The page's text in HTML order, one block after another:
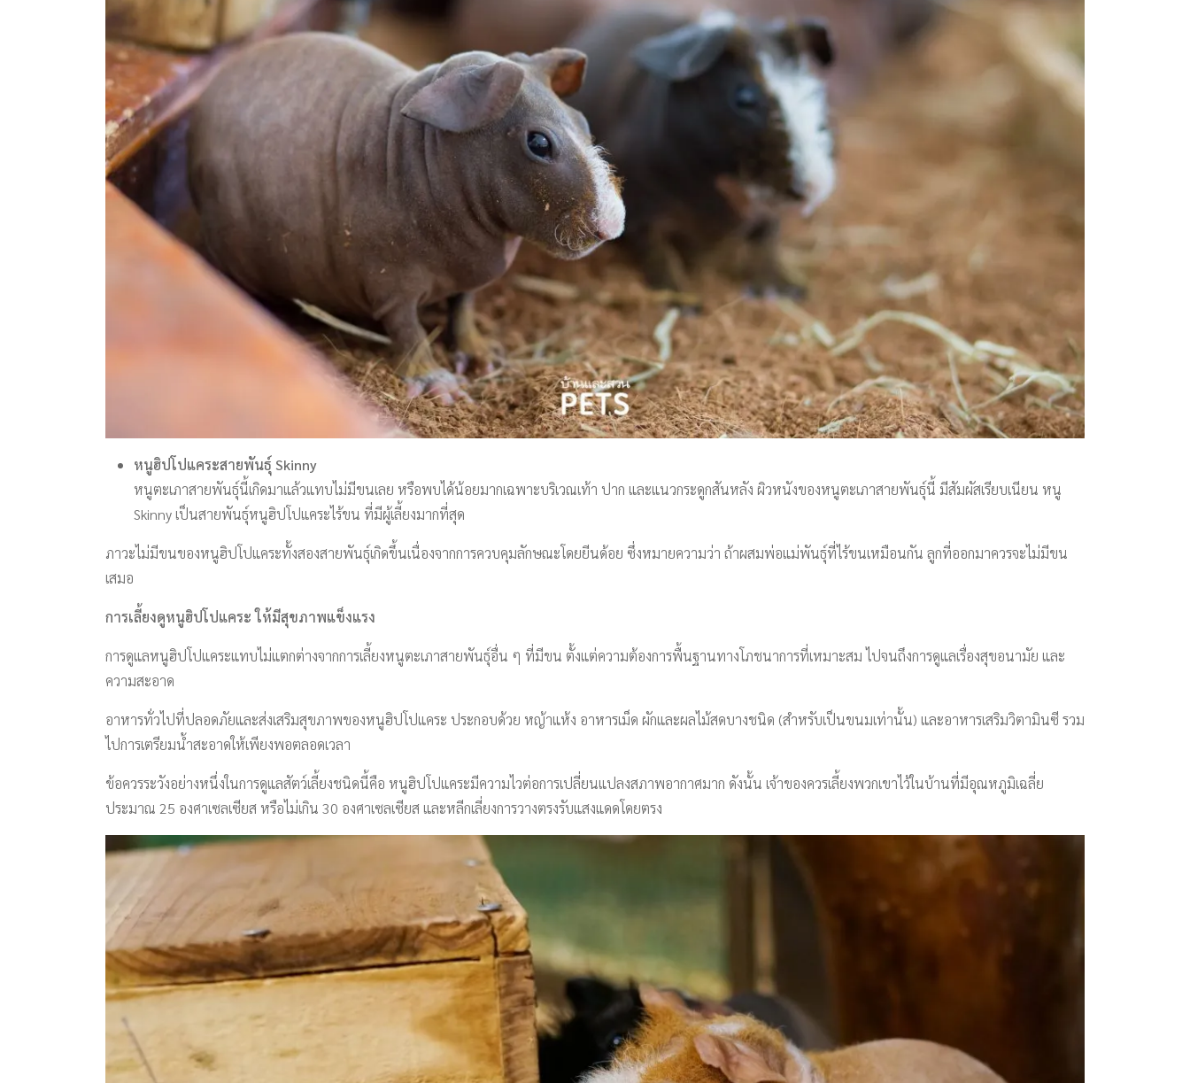
หนูฮิปโปแคระสายพันธุ์ Skinny
หนูตะเภาสายพันธุ์นี้เกิดมาแล้วแทบไม่มีขนเลย หรือพบได้น้อยมากเฉพาะบริเวณเท้า ปาก และแนวกระดูกสันหลัง ผิวหนังของหนูตะเภาสายพันธุ์นี้ มีสัมผัสเรียบเนียน หนู
Skinny เป็นสายพันธุ์หนูฮิปโปแคระไร้ขน ที่มีผู้เลี้ยงมากที่สุด
ภาวะไม่มีขนของหนูฮิปโปแคระทั้งสองสายพันธุ์เกิดขึ้นเนื่องจากการควบคุมลักษณะโดยยีนด้อย ซึ่งหมายความว่า ถ้าผสมพ่อแม่พันธุ์ที่ไร้ขนเหมือนกัน ลูกที่ออกมาควรจะไม่มีขน
เสมอ
การเลี้ยงดูหนูฮิปโปแคระ ให้มีสุขภาพแข็งแรง
การดูแลหนูฮิปโปแคระแทบไม่แตกต่างจากการเลี้ยงหนูตะเภาสายพันธุ์อื่น ๆ ที่มีขน ตั้งแต่ความต้องการพื้นฐานทางโภชนาการที่เหมาะสม ไปจนถึงการดูแลเรื่องสุขอนามัย และ
ความสะอาด
อาหารทั่วไปที่ปลอดภัยและส่งเสริมสุขภาพของหนูฮิปโปแคระ ประกอบด้วย หญ้าแห้ง อาหารเม็ด ผักและผลไม้สดบางชนิด (สำหรับเป็นขนมเท่านั้น) และอาหารเสริมวิตามินซี รวม
ไปการเตรียมน้ำสะอาดให้เพียงพอตลอดเวลา
ข้อควรระวังอย่างหนึ่งในการดูแลสัตว์เลี้ยงชนิดนี้คือ หนูฮิปโปแคระมีความไวต่อการเปลี่ยนแปลงสภาพอากาศมาก ดังนั้น เจ้าของควรเลี้ยงพวกเขาไว้ในบ้านที่มีอุณหภูมิเฉลี่ย
ประมาณ 25 องศาเซลเซียส หรือไม่เกิน 30 องศาเซลเซียส และหลีกเลี่ยงการวางตรงรับแสงแดดโดยตรง